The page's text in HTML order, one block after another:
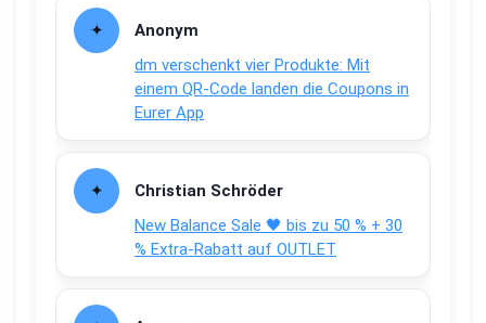
Anonym
dm verschenkt vier Produkte: Mit
einem QR-Code landen die Coupons in
Eurer App
Christian Schröder
New Balance Sale 🖤 bis zu 50 % + 30
% Extra-Rabatt auf OUTLET